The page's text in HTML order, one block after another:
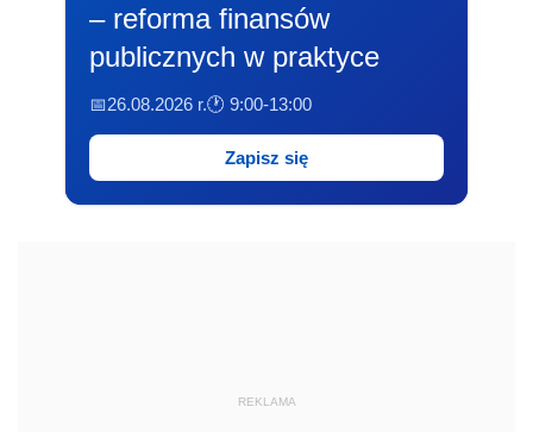
– reforma finansów
publicznych w praktyce
📅26.08.2026 r.🕐 9:00-13:00
Zapisz się
REKLAMA